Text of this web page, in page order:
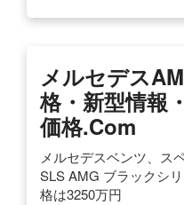
メルセデス
格・新型情報
価格.com
メルセデスベンツ、ス
SLS AMG ブラックシ
格は3250万円